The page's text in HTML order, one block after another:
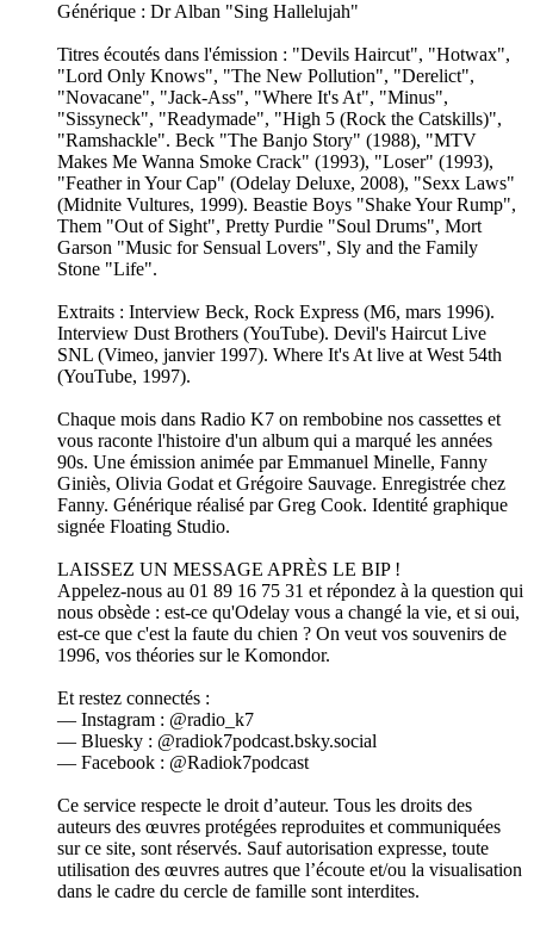
Générique : Dr Alban "Sing Hallelujah"
Titres écoutés dans l'émission : "Devils Haircut", "Hotwax",
"Lord Only Knows", "The New Pollution", "Derelict",
"Novacane", "Jack-Ass", "Where It's At", "Minus",
"Sissyneck", "Readymade", "High 5 (Rock the Catskills)",
"Ramshackle". Beck "The Banjo Story" (1988), "MTV
Makes Me Wanna Smoke Crack" (1993), "Loser" (1993),
"Feather in Your Cap" (Odelay Deluxe, 2008), "Sexx Laws"
(Midnite Vultures, 1999). Beastie Boys "Shake Your Rump",
Them "Out of Sight", Pretty Purdie "Soul Drums", Mort
Garson "Music for Sensual Lovers", Sly and the Family
Stone "Life".
Extraits : Interview Beck, Rock Express (M6, mars 1996).
Interview Dust Brothers (YouTube). Devil's Haircut Live
SNL (Vimeo, janvier 1997). Where It's At live at West 54th
(YouTube, 1997).
Chaque mois dans Radio K7 on rembobine nos cassettes et
vous raconte l'histoire d'un album qui a marqué les années
90s. Une émission animée par Emmanuel Minelle, Fanny
Giniès, Olivia Godat et Grégoire Sauvage. Enregistrée chez
Fanny. Générique réalisé par Greg Cook. Identité graphique
signée Floating Studio.
LAISSEZ UN MESSAGE APRÈS LE BIP !
Appelez-nous au 01 89 16 75 31 et répondez à la question qui
nous obsède : est-ce qu'Odelay vous a changé la vie, et si oui,
est-ce que c'est la faute du chien ? On veut vos souvenirs de
1996, vos théories sur le Komondor.
Et restez connectés :
— Instagram : @radio_k7
— Bluesky : @radiok7podcast.bsky.social
— Facebook : @Radiok7podcast
Ce service respecte le droit d’auteur. Tous les droits des
auteurs des œuvres protégées reproduites et communiquées
sur ce site, sont réservés. Sauf autorisation expresse, toute
utilisation des œuvres autres que l’écoute et/ou la visualisation
dans le cadre du cercle de famille sont interdites.